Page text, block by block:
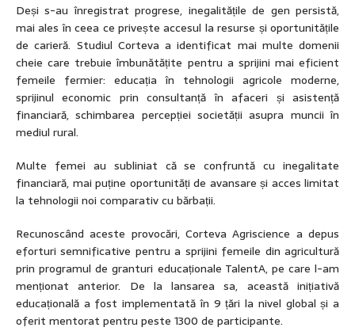
Deși s-au înregistrat progrese, inegalitățile de gen persistă,
mai ales în ceea ce privește accesul la resurse și oportunitățile
de carieră. Studiul Corteva a identificat mai multe domenii
cheie care trebuie îmbunătățite pentru a sprijini mai eficient
femeile fermier: educația în tehnologii agricole moderne,
sprijinul economic prin consultanță în afaceri și asistență
financiară, schimbarea percepției societății asupra muncii în
mediul rural.
Multe femei au subliniat că se confruntă cu inegalitate
financiară, mai puține oportunități de avansare și acces limitat
la tehnologii noi comparativ cu bărbații.
Recunoscând aceste provocări, Corteva Agriscience a depus
eforturi semnificative pentru a sprijini femeile din agricultură
prin programul de granturi educaționale TalentA, pe care l-am
menționat anterior. De la lansarea sa, această inițiativă
educațională a fost implementată în 9 țări la nivel global și a
oferit mentorat pentru peste 1300 de participante.